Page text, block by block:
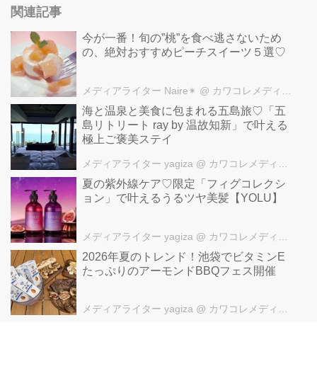
関連記事
今が一番！旬の”桃”を食べ逃さないため
の、絶対おすすめピーチスイーツ５選♡
メディアライター Naire✴︎ @ カワコレメディア編集部
海と温泉と美食に包まれる五島旅♡「五
島リトリート ray by 温故知新」で叶える
極上ご褒美ステイ
メディアライター yagiza @ カワコレメディア編集部
夏の紫外線ケア♡限定「フィグコレクシ
ョン」で叶えるうるツヤ美髪【YOLU】
メディアライター yagiza @ カワコレメディア編集部
2026年夏のトレンド！池袋でビタミンE
たっぷりのアーモンドBBQフェス開催
メディアライター yagiza @ カワコレメディア編集部